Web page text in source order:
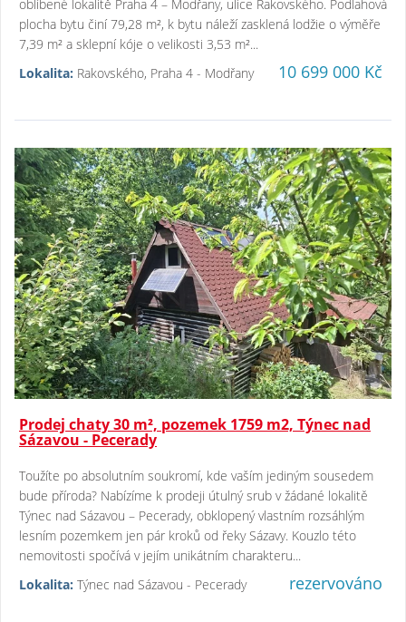
oblíbené lokalitě Praha 4 – Modřany, ulice Rakovského. Podlahová
plocha bytu činí 79,28 m², k bytu náleží zasklená lodžie o výměře
7,39 m² a sklepní kóje o velikosti 3,53 m²...
Lokalita: Rakovského, Praha 4 - Modřany 10 699 000 Kč
Prodej chaty 30 m², pozemek 1759 m2, Týnec nad
Sázavou - Pecerady
Toužíte po absolutním soukromí, kde vaším jediným sousedem
bude příroda? Nabízíme k prodeji útulný srub v žádané lokalitě
Týnec nad Sázavou – Pecerady, obklopený vlastním rozsáhlým
lesním pozemkem jen pár kroků od řeky Sázavy. Kouzlo této
nemovitosti spočívá v jejím unikátním charakteru...
Lokalita: Týnec nad Sázavou - Pecerady rezervováno